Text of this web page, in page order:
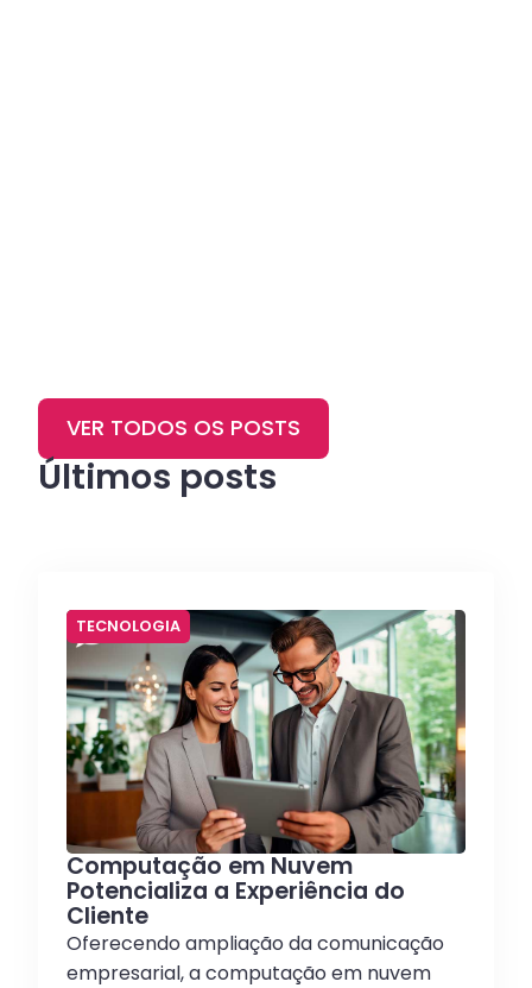
Últimos posts
VER TODOS OS POSTS
TECNOLOGIA
Computação em Nuvem
Potencializa a Experiência do
Cliente
Oferecendo ampliação da comunicação
empresarial, a computação em nuvem